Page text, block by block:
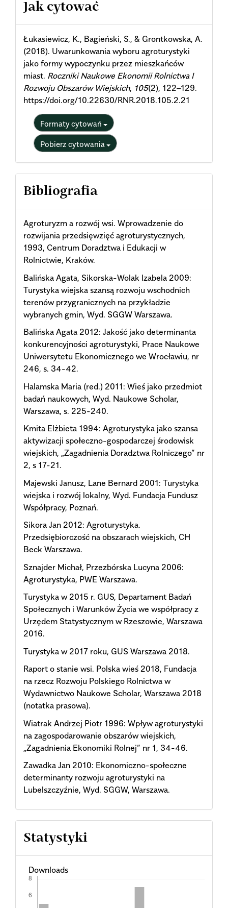
Details
Jak cytować
Łukasiewicz, K., Bagieński, S., & Grontkowska, A.
(2018). Uwarunkowania wyboru agroturystyki
jako formy wypoczynku przez mieszkańców
miast. Roczniki Naukowe Ekonomii Rolnictwa I
Rozwoju Obszarów Wiejskich, 105(2), 122–129.
https://doi.org/10.22630/RNR.2018.105.2.21
Formaty cytowań
Pobierz cytowania
Bibliografia
Agroturyzm a rozwój wsi. Wprowadzenie do
rozwijania przedsięwzięć agroturystycznych,
1993, Centrum Doradztwa i Edukacji w
Rolnictwie, Kraków.
Balińska Agata, Sikorska-Wolak Izabela 2009:
Turystyka wiejska szansą rozwoju wschodnich
terenów przygranicznych na przykładzie
wybranych gmin, Wyd. SGGW Warszawa.
Balińska Agata 2012: Jakość jako determinanta
konkurencyjności agroturystyki, Prace Naukowe
Uniwersytetu Ekonomicznego we Wrocławiu, nr
246, s. 34-42.
Halamska Maria (red.) 2011: Wieś jako przedmiot
badań naukowych, Wyd. Naukowe Scholar,
Warszawa, s. 225-240.
Kmita Elżbieta 1994: Agroturystyka jako szansa
aktywizacji społeczno-gospodarczej środowisk
wiejskich, „Zagadnienia Doradztwa Rolniczego” nr
2, s 17-21.
Majewski Janusz, Lane Bernard 2001: Turystyka
wiejska i rozwój lokalny, Wyd. Fundacja Fundusz
Współpracy, Poznań.
Sikora Jan 2012: Agroturystyka.
Przedsiębiorczość na obszarach wiejskich, CH
Beck Warszawa.
Sznajder Michał, Przezbórska Lucyna 2006:
Agroturystyka, PWE Warszawa.
Turystyka w 2015 r. GUS, Departament Badań
Społecznych i Warunków Życia we współpracy z
Urzędem Statystycznym w Rzeszowie, Warszawa
2016.
Turystyka w 2017 roku, GUS Warszawa 2018.
Raport o stanie wsi. Polska wieś 2018, Fundacja
na rzecz Rozwoju Polskiego Rolnictwa w
Wydawnictwo Naukowe Scholar, Warszawa 2018
(notatka prasowa).
Wiatrak Andrzej Piotr 1996: Wpływ agroturystyki
na zagospodarowanie obszarów wiejskich,
„Zagadnienia Ekonomiki Rolnej” nr 1, 34-46.
Zawadka Jan 2010: Ekonomiczno-społeczne
determinanty rozwoju agroturystyki na
Lubelszczyźnie, Wyd. SGGW, Warszawa.
Statystyki
Downloads